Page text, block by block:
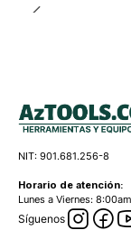
NIT: 901.681.256-8
Horario de atención:
Lunes a Viernes:
Síguenos